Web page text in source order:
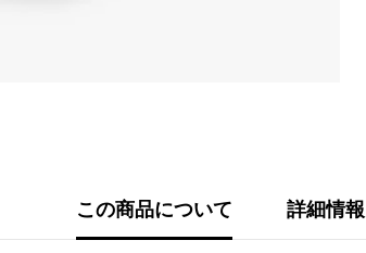
この商品について 詳細情報